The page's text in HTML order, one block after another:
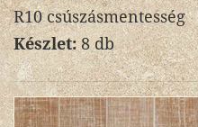
R10 csúszásmentesség
Készlet:8 db